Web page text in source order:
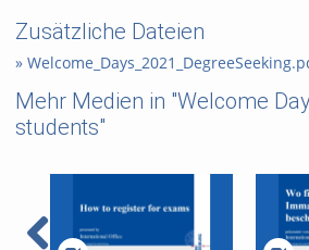
Zusätzliche Dateien
»
Mehr Medien in "Welcome
students"